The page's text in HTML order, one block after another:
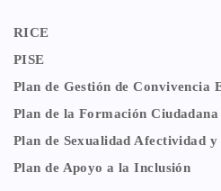
RICE
PISE
Plan de Gestión de Convivencia
Plan de la Formación Ciudadana
Plan de Sexualidad Afectividad y
Plan de Apoyo a la Inclusión